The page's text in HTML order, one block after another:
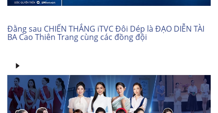
Đằng sau CHIẾN THẮNG iTVC Đôi Dép là ĐẠO DIỄN TÀI
BA Cao Thiên Trang cùng các đồng đội